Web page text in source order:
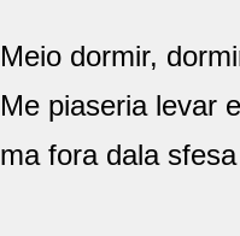
Meio dormir,
Me piaseria levar
ma fora dala